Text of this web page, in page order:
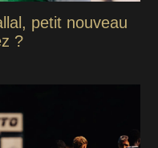
petit nouveau
?